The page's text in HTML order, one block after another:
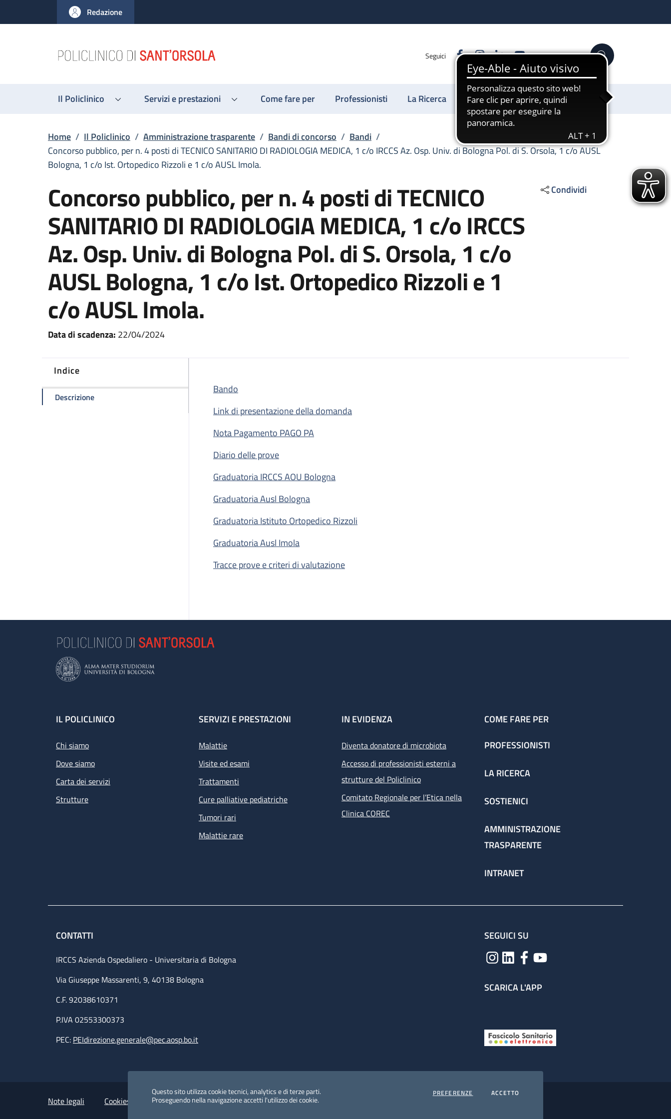
al contenuto principale
to footer content
Questo sito utilizza cookie tecnici, analytics e di terze parti.
Proseguendo nella navigazione accetti l'utilizzo dei cookie.
PREFERENZE COOKIESACCETTOI COOKIES
Redazione
Seguici FacebookInstagram
LinkedinYouTube Cerca
Il Policlinico Servizi e prestazioni Come fare per Professionisti La Ricerca Sostienici
Briciole di pane
Home / Il Policlinico / Amministrazione trasparente / Bandi di concorso / Bandi /
Concorso pubblico, per n. 4 posti di TECNICO SANITARIO DI RADIOLOGIA MEDICA, 1 c/o IRCCS Az. Osp. Univ. di Bologna Pol. di S. Orsola, 1 c/o AUSL
Bologna, 1 c/o Ist. Ortopedico Rizzoli e 1 c/o AUSL Imola.
Concorso pubblico, per n. 4 posti di TECNICO
SANITARIO DI RADIOLOGIA MEDICA, 1 c/o IRCCS
Az. Osp. Univ. di Bologna Pol. di S. Orsola, 1 c/o
AUSL Bologna, 1 c/o Ist. Ortopedico Rizzoli e 1
c/o AUSL Imola.
Data di scadenza: 22/04/2024
Condividi
Indice
Descrizionedella pagina Concorso pubblico, per n. 4 posti di TECNICO SANITARIO DI RADIOLOGIA MEDICA, 1 c/o IRCCS Az. Osp. Univ. di Bologna Pol. di S. Orsola, 1 c/o AUSL
Bando
Link di presentazione della domanda
Nota Pagamento PAGO PA
Diario delle prove
Graduatoria IRCCS AOU Bologna
Graduatoria Ausl Bologna
Graduatoria Istituto Ortopedico Rizzoli
Graduatoria Ausl Imola
Tracce prove e criteri di valutazione
Footer
IL POLICLINICO
Chi siamo
Dove siamo
Carta dei servizi
Strutture
SERVIZI E PRESTAZIONI
Malattie
Visite ed esami
Trattamenti
Cure palliative pediatriche
Tumori rari
Malattie rare
IN EVIDENZA
Diventa donatore di microbiota
Accesso di professionisti esterni a
strutture del Policlinico
Comitato Regionale per l’Etica nella
Clinica COREC
COME FARE PER
PROFESSIONISTI
LA RICERCA
SOSTIENICI
AMMINISTRAZIONE
TRASPARENTE
INTRANET
CONTATTI
IRCCS Azienda Ospedaliero - Universitaria di Bologna
Via Giuseppe Massarenti, 9, 40138 Bologna
C.F. 92038610371
P.IVA 02553300373
PEC: PEIdirezione.generale@pec.aosp.bo.it
SEGUICI SU
SCARICA L'APP
Small prints
Useful links section
Note legali Cookies Policy Policy privacy e protezione del dato personale